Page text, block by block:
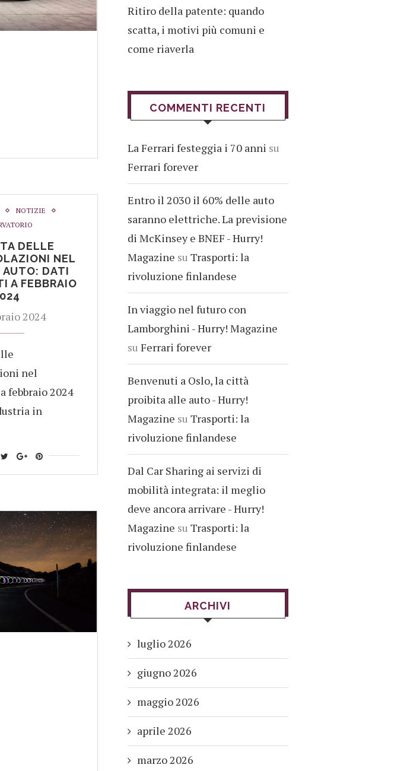
NOTIZIE
DELLE
NEL
AUTO: DATI
A FEBBRAIO
2024
nel
febbraio 2024
in
Ritiro della patente: quando
scatta, i motivi più comuni e
come riaverla
COMMENTI RECENTI
La Ferrari festeggia i 70 anni su
Ferrari forever
Entro il 2030 il 60% delle auto
saranno elettriche. La previsione
di McKinsey e BNEF - Hurry!
Magazine su Trasporti: la
rivoluzione finlandese
In viaggio nel futuro con
Lamborghini - Hurry! Magazine
su Ferrari forever
Benvenuti a Oslo, la città
proibita alle auto - Hurry!
Magazine su Trasporti: la
rivoluzione finlandese
Dal Car Sharing ai servizi di
mobilità integrata: il meglio
deve ancora arrivare - Hurry!
Magazine su Trasporti: la
rivoluzione finlandese
ARCHIVI
luglio 2026
giugno 2026
maggio 2026
aprile 2026
marzo 2026